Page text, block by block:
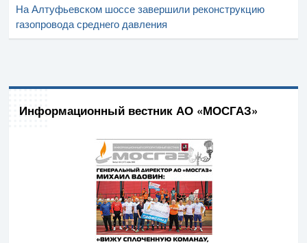
На Алтуфьевском шоссе завершили реконструкцию
газопровода среднего давления
Информационный вестник АО «МОСГАЗ»